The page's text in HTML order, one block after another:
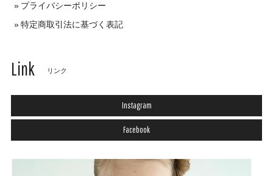
プライバシーポリシー
特定商取引法に基づく表記
Link リンク
Instagram
Facebook